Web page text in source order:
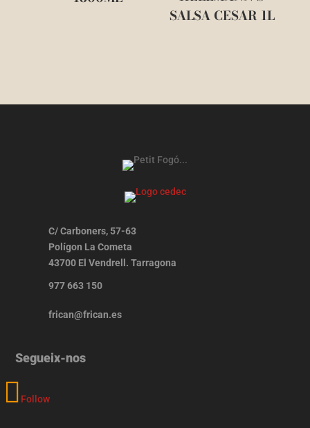
SALSA CESAR 1L
C/ Carboners, 57-63
Polígon La Cometa
43700 El Vendrell. Tarragona
977 663 150
frican@frican.es
Segueix-nos
Follow